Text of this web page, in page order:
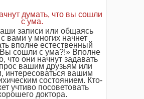
думать, что вы сошли
с ума.
записи или общаясь
вами у многих начнет
вполне естественный
сошли с ума?!» Вполне
что они начнут задавать
вашим друзьям или
интересоваться вашим
состоянием. Кто-
учтиво посоветовать
доктора.